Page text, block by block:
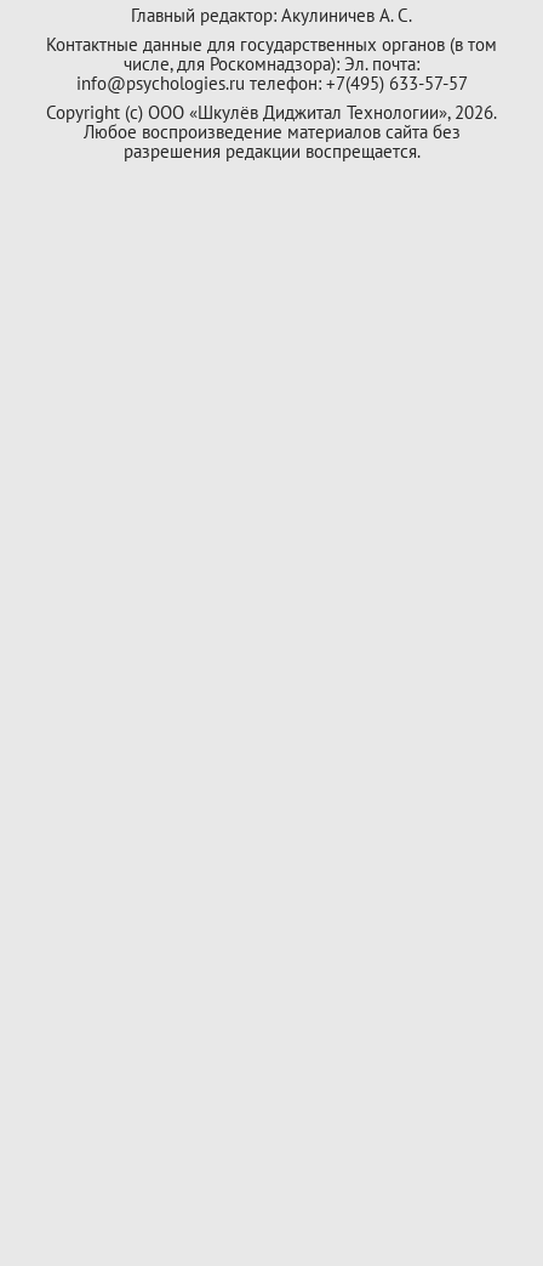
Главный редактор: Акулиничев А. С.
Контактные данные для государственных органов (в том
числе, для Роскомнадзора): Эл. почта:
info@psychologies.ru телефон: +7(495) 633-57-57
Copyright (с) ООО «Шкулёв Диджитал Технологии», 2026.
Любое воспроизведение материалов сайта без
разрешения редакции воспрещается.